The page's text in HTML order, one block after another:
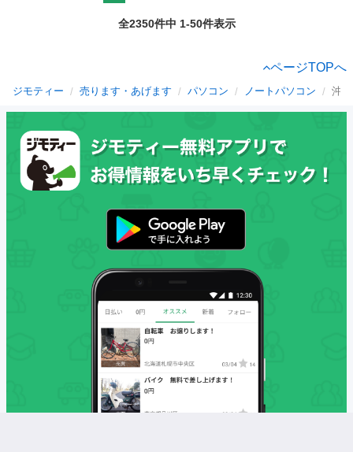
全2350件中 1-50件表示
ページTOPへ
ジモティー 売ります・あげます パソコン ノートパソコン 沖